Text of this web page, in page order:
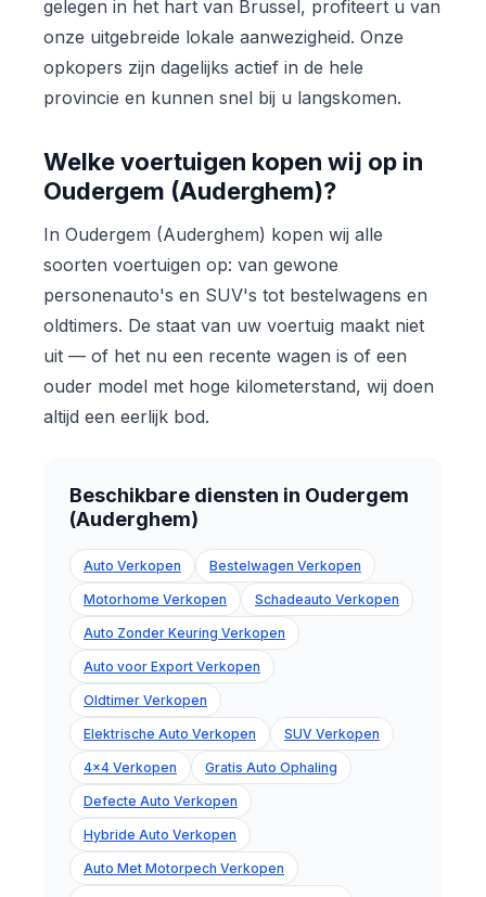
gelegen in het hart van Brussel, profiteert u van
onze uitgebreide lokale aanwezigheid. Onze
opkopers zijn dagelijks actief in de hele
provincie en kunnen snel bij u langskomen.
Welke voertuigen kopen wij op in
Oudergem (Auderghem)?
In Oudergem (Auderghem) kopen wij alle
soorten voertuigen op: van gewone
personenauto's en SUV's tot bestelwagens en
oldtimers. De staat van uw voertuig maakt niet
uit — of het nu een recente wagen is of een
ouder model met hoge kilometerstand, wij doen
altijd een eerlijk bod.
Beschikbare diensten in Oudergem
(Auderghem)
Auto Verkopen Bestelwagen Verkopen
Motorhome Verkopen Schadeauto Verkopen
Auto Zonder Keuring Verkopen
Auto voor Export Verkopen
Oldtimer Verkopen
Elektrische Auto Verkopen SUV Verkopen
4x4 Verkopen Gratis Auto Ophaling
Defecte Auto Verkopen
Hybride Auto Verkopen
Auto Met Motorpech Verkopen